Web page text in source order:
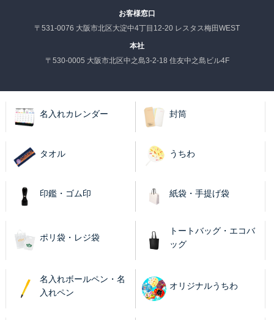
お客様窓口
〒531-0076 大阪市北区大淀中4丁目12-20 レスタス梅田WEST
本社
〒530-0005 大阪市北区中之島3-2-18 住友中之島ビル4F
名入れカレンダー 封筒
タオル うちわ
印鑑・ゴム印 紙袋・手提げ袋
ポリ袋・レジ袋
トートバッグ・エコバ
ッグ
名入れボールペン・名
入れペン
オリジナルうちわ